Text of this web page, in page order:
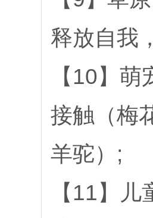
释放自我
【10】
接触（梅
羊驼）;
【11】